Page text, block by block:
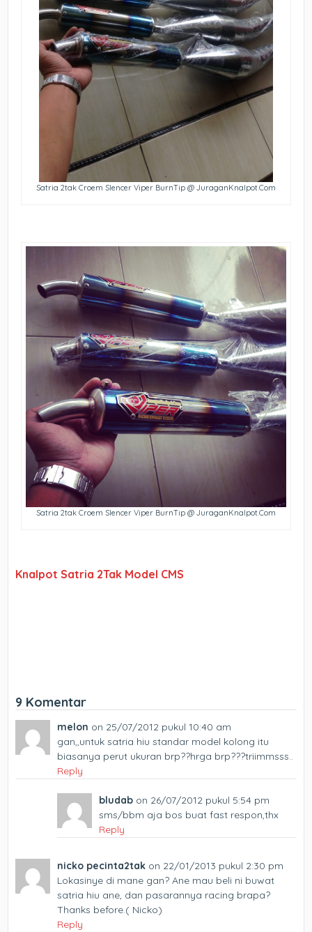
Satria 2tak Croem Slencer Viper BurnTip @ JuraganKnalpot.Com
Satria 2tak Croem Slencer Viper BurnTip @ JuraganKnalpot.Com
Knalpot Satria 2Tak Model CMS
9 Komentar
melon on 25/07/2012 pukul 10:40 am
gan,,untuk satria hiu standar model kolong itu
biasanya perut ukuran brp??hrga brp???triimmsss..
Reply
bludab on 26/07/2012 pukul 5:54 pm
sms/bbm aja bos buat fast respon,thx
Reply
nicko pecinta2tak on 22/01/2013 pukul 2:30 pm
Lokasinye di mane gan? Ane mau beli ni buwat
satria hiu ane, dan pasarannya racing brapa?
Thanks before.( Nicko)
Reply